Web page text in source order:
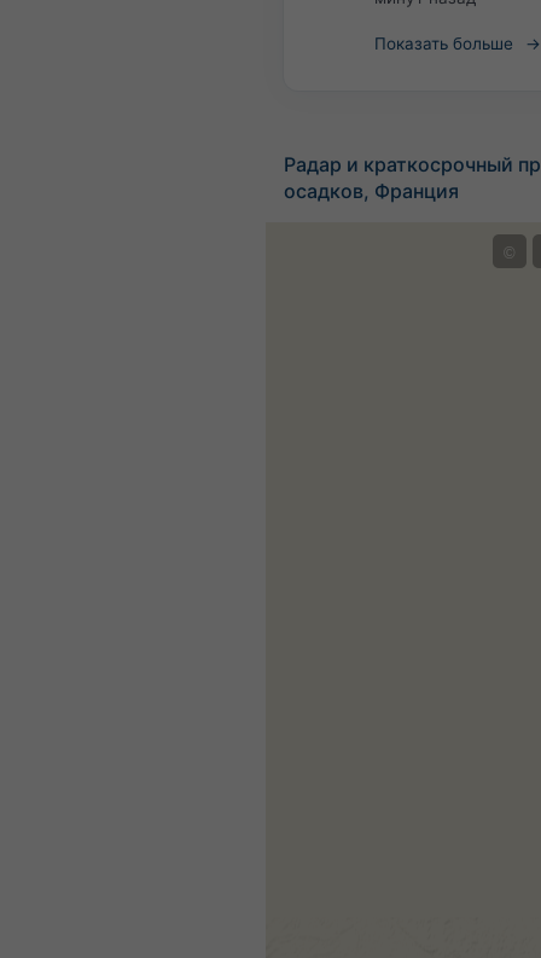
Показать больше
Радар и краткосрочный
осадков, Франция
©